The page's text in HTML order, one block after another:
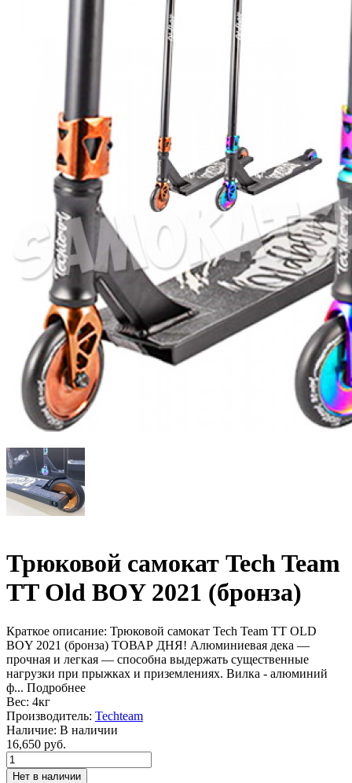
Трюковой самокат Tech Team
TT Old BOY 2021 (бронза)
Краткое описание: Трюковой самокат Tech Team TT OLD
BOY 2021 (бронза) ТОВАР ДНЯ! Алюминиевая дека —
прочная и легкая — способна выдержать существенные
нагрузки при прыжках и приземлениях. Вилка - алюминий
ф... Подробнее
Вес: 4кг
Производитель: Techteam
Наличие: В наличии
16,650 руб.